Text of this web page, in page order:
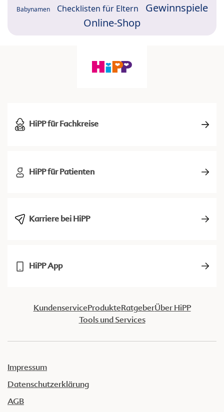
Babynamen Checklisten für Eltern
Gewinnspiele
Online-Shop
HiPP für Fachkreise
HiPP für Patienten
Karriere bei HiPP
HiPP App
KundenserviceProdukteRatgeberÜber HiPP
Tools und Services
Impressum
Datenschutzerklärung
AGB